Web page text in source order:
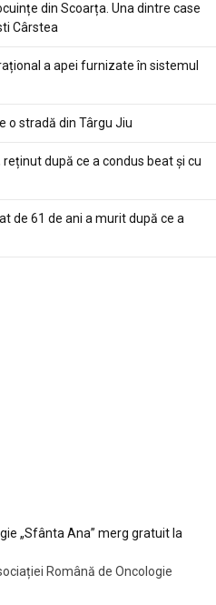
din Scoarța. Una dintre case
Cârstea
a apei furnizate în sistemul
o stradă din Târgu Jiu
după ce a condus beat și cu
de 61 de ani a murit după ce a
„Sfânta Ana” merg gratuit la
Română de Oncologie